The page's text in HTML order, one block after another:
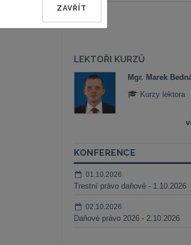
LEKTOŘI KURZŮ
Mgr. Marek
Kurzy lektora
KONFERENCE
01.10.2026
Trestní právo daňové - 1.10.2026
02.10.2026
Daňové právo 2026 - 2.10.2026
ZAVŘÍT